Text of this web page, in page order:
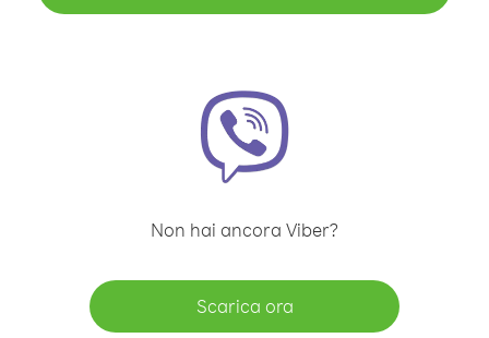
Non hai ancora Viber?
Scarica ora